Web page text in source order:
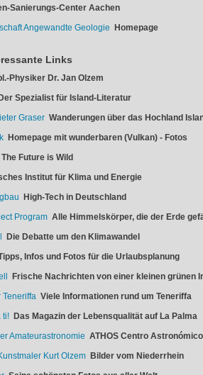
Sanierungs-Center Aachen
Angewandte Geologie Homepage
Links
Physiker Dr. Jan Olzem
Spezialist für Island-Literatur
GraserWanderungen über das Hochland
Homepage mit wunderbaren (Vulkan) - Fotos
Future is Wild
Institut für Klima und Energie
High-Tech in Deutschland
ProgramAlle Himmelskörper, die der Erde
Die Debatte um den Klimawandel
Infos und Fotos für die Urlaubsplanung
Frische Nachrichten von einer kleinen grünen
TeneriffaViele Informationen rund um Teneriffa
ti!Das Magazin der Lebensqualität auf La Palma
Amateurastronomie ATHOS Centro
Kurt OlzemBilder vom Niederrhein